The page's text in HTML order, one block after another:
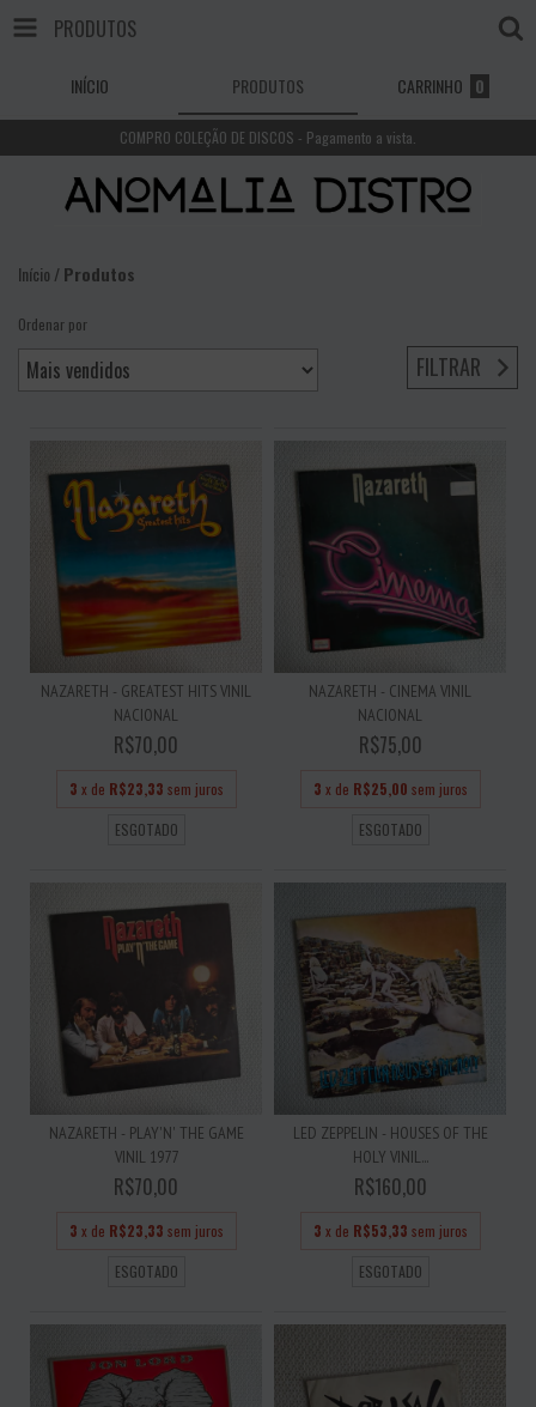
PRODUTOS
INÍCIO PRODUTOS CARRINHO 0
COMPRO COLEÇÃO DE DISCOS - Pagamento a vista.
Início /Produtos
Ordenar por
FILTRAR
NAZARETH - GREATEST HITS VINIL
NACIONAL
R$70,00
3 x de R$23,33 sem juros
ESGOTADO
NAZARETH - CINEMA VINIL
NACIONAL
R$75,00
3 x de R$25,00 sem juros
ESGOTADO
NAZARETH - PLAY'N' THE GAME
VINIL 1977
R$70,00
3 x de R$23,33 sem juros
ESGOTADO
LED ZEPPELIN - HOUSES OF THE
HOLY VINIL...
R$160,00
3 x de R$53,33 sem juros
ESGOTADO